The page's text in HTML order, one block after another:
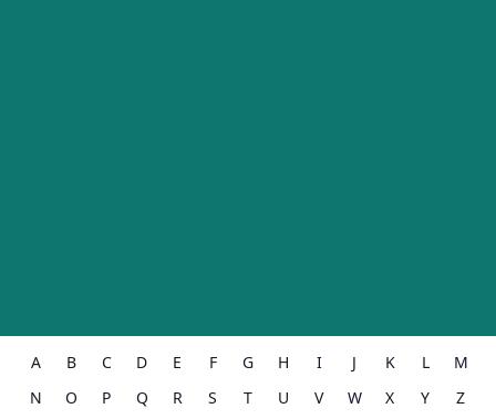
A B C D E F G H I J K L
M
N
O P Q R S T U V W X Y Z